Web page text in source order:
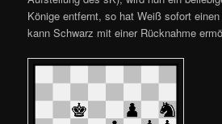
Könige entfernt, so hat Weiß sofort
kann Schwarz mit einer Rücknahme